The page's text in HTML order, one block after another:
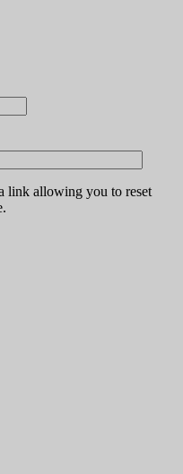
link allowing you to reset